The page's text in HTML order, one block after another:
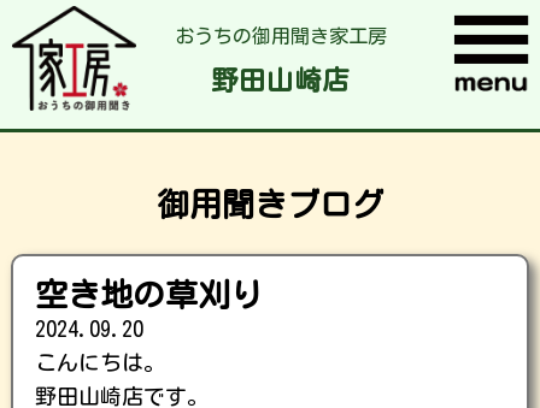
おうちの御用聞き家工房
野田山崎店
御用聞きブログ
空き地の草刈り
2024.09.20
こんにちは。
野田山崎店です。